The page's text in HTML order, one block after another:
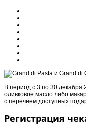
В период с 3 по 30 декабря
оливковое масло либо
с перечнем доступных
Регистрация